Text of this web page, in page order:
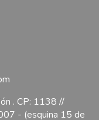
. CP: 1138 //
- (esquina 15 de